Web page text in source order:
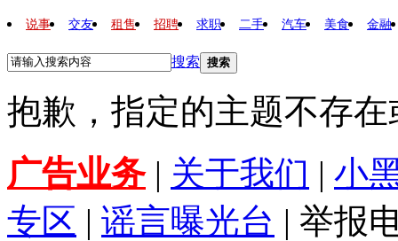
说事 交友 租售 招聘 求职 二手 汽车 美食 金融
搜索 搜索
抱歉，指定的主题不存
广告业务| 关于我们 | 小
专区 | 谣言曝光台 | 举报